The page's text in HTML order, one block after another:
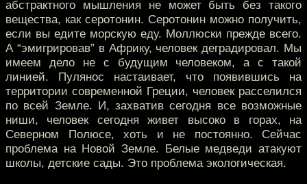
абстрактного мышления не может быть без такого
вещества, как серотонин. Серотонин можно получить,
если вы едите морскую еду. Моллюски прежде всего.
А “эмигрировав” в Африку, человек деградировал. Мы
имеем дело не с будущим человеком, а с такой
линией. Пулянос настаивает, что появившись на
территории современной Греции, человек расселился
по всей Земле. И, захватив сегодня все возможные
ниши, человек сегодня живет высоко в горах, на
Северном Полюсе, хоть и не постоянно. Сейчас
проблема на Новой Земле. Белые медведи атакуют
школы, детские сады. Это проблема экологическая.